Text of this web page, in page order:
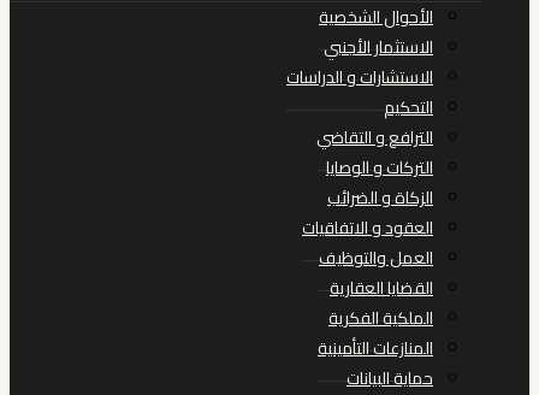
الفرعية
الأحوال الشخصية
الاستثمار الأجنبي
الاستشارات و الدراسات
التحكيم
الترافع و التقاضي
التركات و الوصايا
الزكاة و الضرائب
العقود و الاتفاقيات
العمل والتوظيف
القضايا العقارية
الملكية الفكرية
المنازعات التأمينية
حماية البيانات